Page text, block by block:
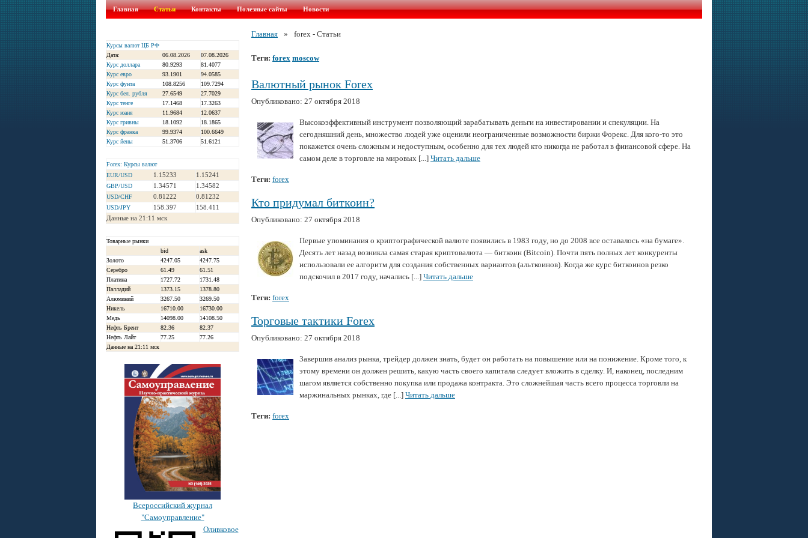
Главная Статьи Контакты Полезные сайты Новости
Курсы валют ЦБ РФ
Дата:
06.08.2026
07.08.2026
Курс доллара
80.9293
81.4077
Курс евро
93.1901
94.0585
Курс фунта
108.8256
109.7294
Курс бел. рубля
27.6549
27.7029
Курс тенге
17.1468
17.3263
Курс юаня
11.9684
12.0637
Курс гривны
18.1092
18.1865
Курс франка
99.9374
100.6649
Курс йены
51.3706 51.6121
Forex: Курсы валют
EUR/USD
1.15233 1.15241
GBP/USD 1.34571 1.34582
USD/CHF 0.81222 0.81232
USD/JPY 158.397
158.411
Данные на 21:11 мск
Товарные рынки
bid
ask
Золото
4247.05
4247.75
Серебро
61.49
61.51
Платина
1727.72
1731.48
Палладий
1373.15
1378.80
Алюминий
3267.50
3269.50
Никель
16710.00
16730.00
Медь
14098.00
14108.50
Нефть Брент
82.36
82.37
Нефть Лайт
77.25
77.26
Данные на 21:11 мск
Всероссийский журнал
"Самоуправление"
Оливковое
Главная » forex - Статьи
Теги: forex moscow
Валютный рынок Forex
Опубликовано: 27 октября 2018
Высокоэффективный инструмент позволяющий зарабатывать деньги на инвестировании и спекуляции. На
сегодняшний день, множество людей уже оценили неограниченные возможности биржи Форекс. Для кого-то это
покажется очень сложным и недоступным, особенно для тех людей кто никогда не работал в финансовой сфере. На
самом деле в торговле на мировых [...] Читать дальше
Теги: forex
Кто придумал биткоин?
Опубликовано: 27 октября 2018
Первые упоминания о криптографической валюте появились в 1983 году, но до 2008 все оставалось «на бумаге».
Десять лет назад возникла самая старая криптовалюта — биткоин (Bitcoin). Почти пять полных лет конкуренты
использовали ее алгоритм для создания собственных вариантов (альткоинов). Когда же курс биткоинов резко
подскочил в 2017 году, начались [...] Читать дальше
Теги: forex
Торговые тактики Forex
Опубликовано: 27 октября 2018
Завершив анализ рынка, трейдер должен знать, будет он работать на повышение или на понижение. Кроме того, к
этому времени он должен решить, какую часть своего капитала следует вложить в сделку. И, наконец, последним
шагом является собственно покупка или продажа контракта. Это сложнейшая часть всего процесса торговли на
маржинальных рынках, где [...] Читать дальше
Теги: forex